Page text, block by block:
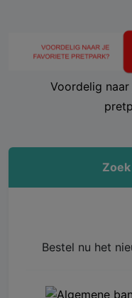
Voordelig
Bestel nu het